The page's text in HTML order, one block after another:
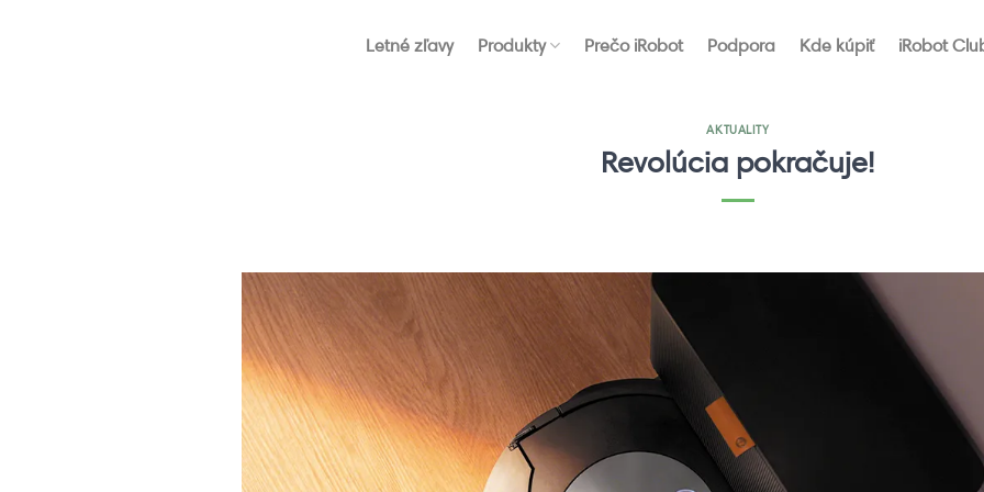
Letné zľavy Produkty Prečo iRobot Podpora Kde kúpiť iRobot
AKTUALITY
Revolúcia pokračuje!